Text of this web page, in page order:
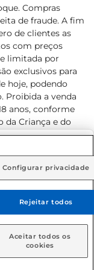
deseja receber
em Loja
Compras
de fraude. A fim
de clientes as
com preços
limitada por
exclusivos para
hoje, podendo
Proibida a venda
anos, conforme
da Criança e do
para o
on-line é de R$
direitos
Configurar privacidade
Rejeitar todos
Aceitar todos os
cookies